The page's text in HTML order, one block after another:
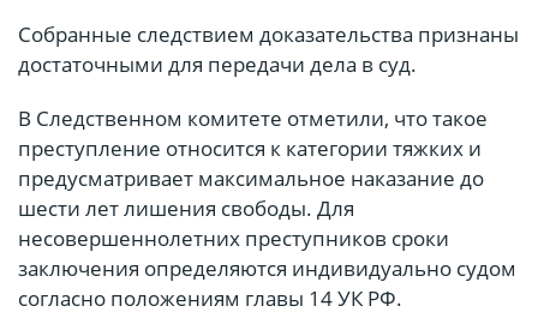
Собранные следствием доказательства признаны
достаточными для передачи дела в суд.
В Следственном комитете отметили, что такое
преступление относится к категории тяжких и
предусматривает максимальное наказание до
шести лет лишения свободы. Для
несовершеннолетних преступников сроки
заключения определяются индивидуально судом
согласно положениям главы 14 УК РФ.